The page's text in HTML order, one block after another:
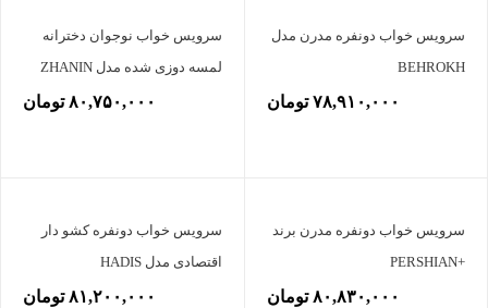
سرویس خواب دونفره مدرن مدل
BEHROKH
۷۸,۹۱۰,۰۰۰ تومان
سرویس خواب نوجوان دخترانه
لمسه دوزی شده مدل ZHANIN
۸۰,۷۵۰,۰۰۰ تومان
سرویس خواب دونفره مدرن برند
+PERSHIAN
۸۰,۸۳۰,۰۰۰ تومان
سرویس خواب دونفره کشو دار
اقتصادی مدل HADIS
۸۱,۲۰۰,۰۰۰ تومان